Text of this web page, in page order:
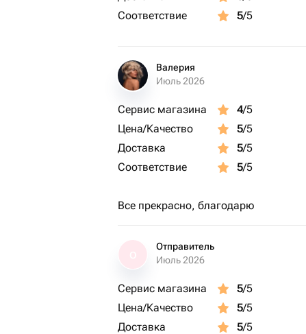
Соответствие
5/5
Валерия
Июль 2026
Сервис магазина 4/5
Цена/Качество
5/5
Доставка
5/5
Соответствие
5/5
Все прекрасно, благодарю
Отправитель
Июль 2026
Сервис магазина 5/5
Цена/Качество
5/5
Доставка
5/5